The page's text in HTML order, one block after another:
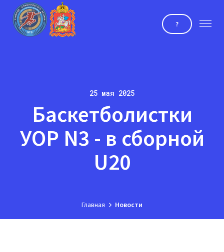
?
25 мая 2025
Баскетболистки
УОР N3 - в сборной
U20
Главная Новости